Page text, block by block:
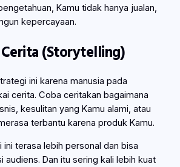
Kamu tidak hanya jualan,
kepercayaan.
Cerita (Storytelling)
ini karena manusia pada
cerita. Coba ceritakan bagaimana
kesulitan yang Kamu alami, atau
terbantu karena produk Kamu.
terasa lebih personal dan bisa
audiens. Dan itu sering kali lebih kuat